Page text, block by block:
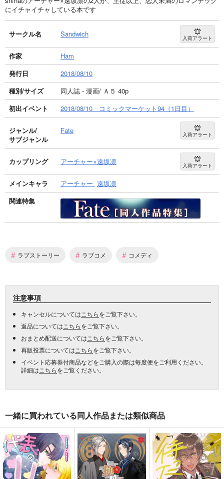
にイチャイチャしている本です
サークル名 Sandwich 入荷アラート
作家
Ham
発行日
2018/08/10
種別/サイズ
同人誌 - 漫画/ Ａ５ 40p
初出イベント
2018/08/10 コミックマーケット94（1日目）
ジャンル/
サブジャンル
Fate 入荷アラート
カップリング アーチャー×遠坂凛 入荷アラート
メインキャラ アーチャー 遠坂凛
関連特集
# ラブストーリー # ラブコメ # コメディ
注意事項
キャンセルについては こちらをご覧下さい。
返品については こちらをご覧下さい。
おまとめ配送については こちらをご覧下さい。
再販投票については こちらをご覧下さい。
イベント応募券付商品などをご購入の際は毎度便をご利用ください。
詳細は こちらをご覧ください。
一緒に買われている同人作品または類似商品